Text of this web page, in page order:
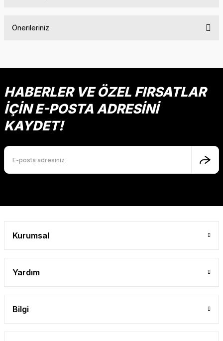
Önerileriniz
Ürün resmi kalitesiz, bozuk veya görüntülenemiyor.
Ürün açıklamasında eksik bilgiler bulunuyor.
Ürün fiyatı diğer sitelerden daha pahalı.
Bu ürüne benzer farklı alternatifler olmalı.
HABERLER VE ÖZEL FIRSATLAR
İÇİN E-POSTA ADRESİNİ
KAYDET!
Kurumsal
Yardım
Bilgi